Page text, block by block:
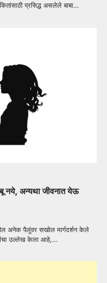
प्रसिद्ध असलेले बाबा…
नये, अन्यथा जीवनात येऊ
अनेक पैलूंवर सखोल मार्गदर्शन केले
उल्लेख केला आहे,…